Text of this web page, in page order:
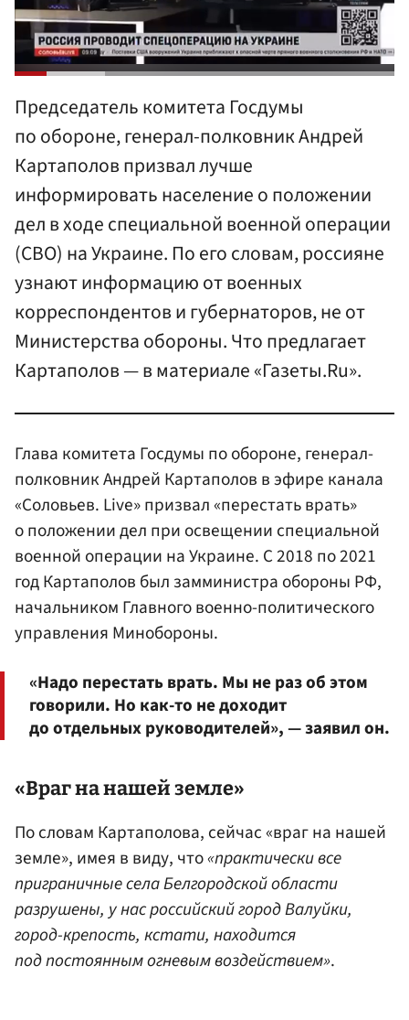
Председатель комитета Госдумы
по обороне, генерал-полковник Андрей
Картаполов призвал лучше
информировать население о положении
дел в ходе специальной военной операции
(СВО) на Украине. По его словам, россияне
узнают информацию от военных
корреспондентов и губернаторов, не от
Министерства обороны. Что предлагает
Картаполов — в материале «Газеты.Ru».
Глава комитета Госдумы по обороне, генерал-
полковник Андрей Картаполов в эфире канала
«Соловьев. Live» призвал «перестать врать»
о положении дел при освещении специальной
военной операции на Украине. С 2018 по 2021
год Картаполов был замминистра обороны РФ,
начальником Главного военно-политического
управления Минобороны.
«Надо перестать врать. Мы не раз об этом
говорили. Но как-то не доходит
до отдельных руководителей», — заявил он.
«Враг на нашей земле»
По словам Картаполова, сейчас «враг на нашей
земле», имея в виду, что«практически все
приграничные села Белгородской области
разрушены, у нас российский город Валуйки,
город-крепость, кстати, находится
под постоянным огневым воздействием».